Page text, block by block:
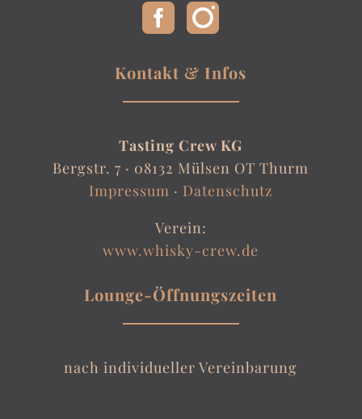
Kontakt & Infos
Tasting Crew KG
Bergstr. 7 · 08132 Mülsen OT Thurm
Impressum · Datenschutz
Verein:
www.whisky-crew.de
Lounge-Öffnungszeiten
nach individueller Vereinbarung